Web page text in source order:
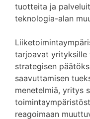
tuotteita ja
teknologia-alan
tarjoavat yrityksille
strategisen
saavuttamisen
menetelmiä, yritys
reagoimaan